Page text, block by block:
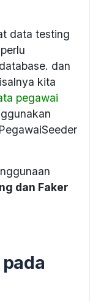
data testing
dan
kita
pegawai
dan Faker